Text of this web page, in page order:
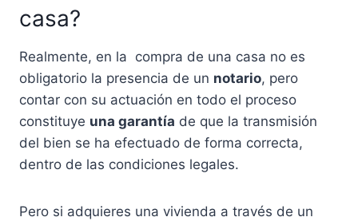
casa?
Realmente, en la compra de una casa no es
obligatorio la presencia de un notario, pero
contar con su actuación en todo el proceso
constituye una garantía de que la transmisión
del bien se ha efectuado de forma correcta,
dentro de las condiciones legales.
Pero si adquieres una vivienda a través de un